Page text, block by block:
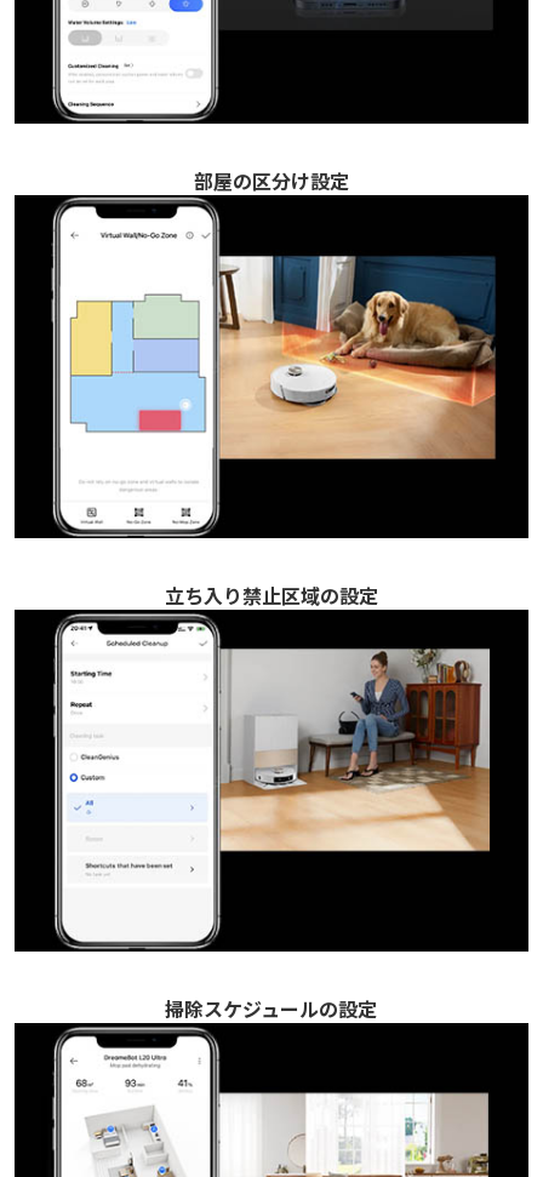
部屋の区分け設定
立ち入り禁止区域の設定
掃除スケジュールの設定